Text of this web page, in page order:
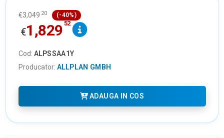
€3,049 20 (-40%)
€1,82952
Cod: ALPSSAA1Y
Producator: ALLPLAN GMBH
ADAUGA IN COS